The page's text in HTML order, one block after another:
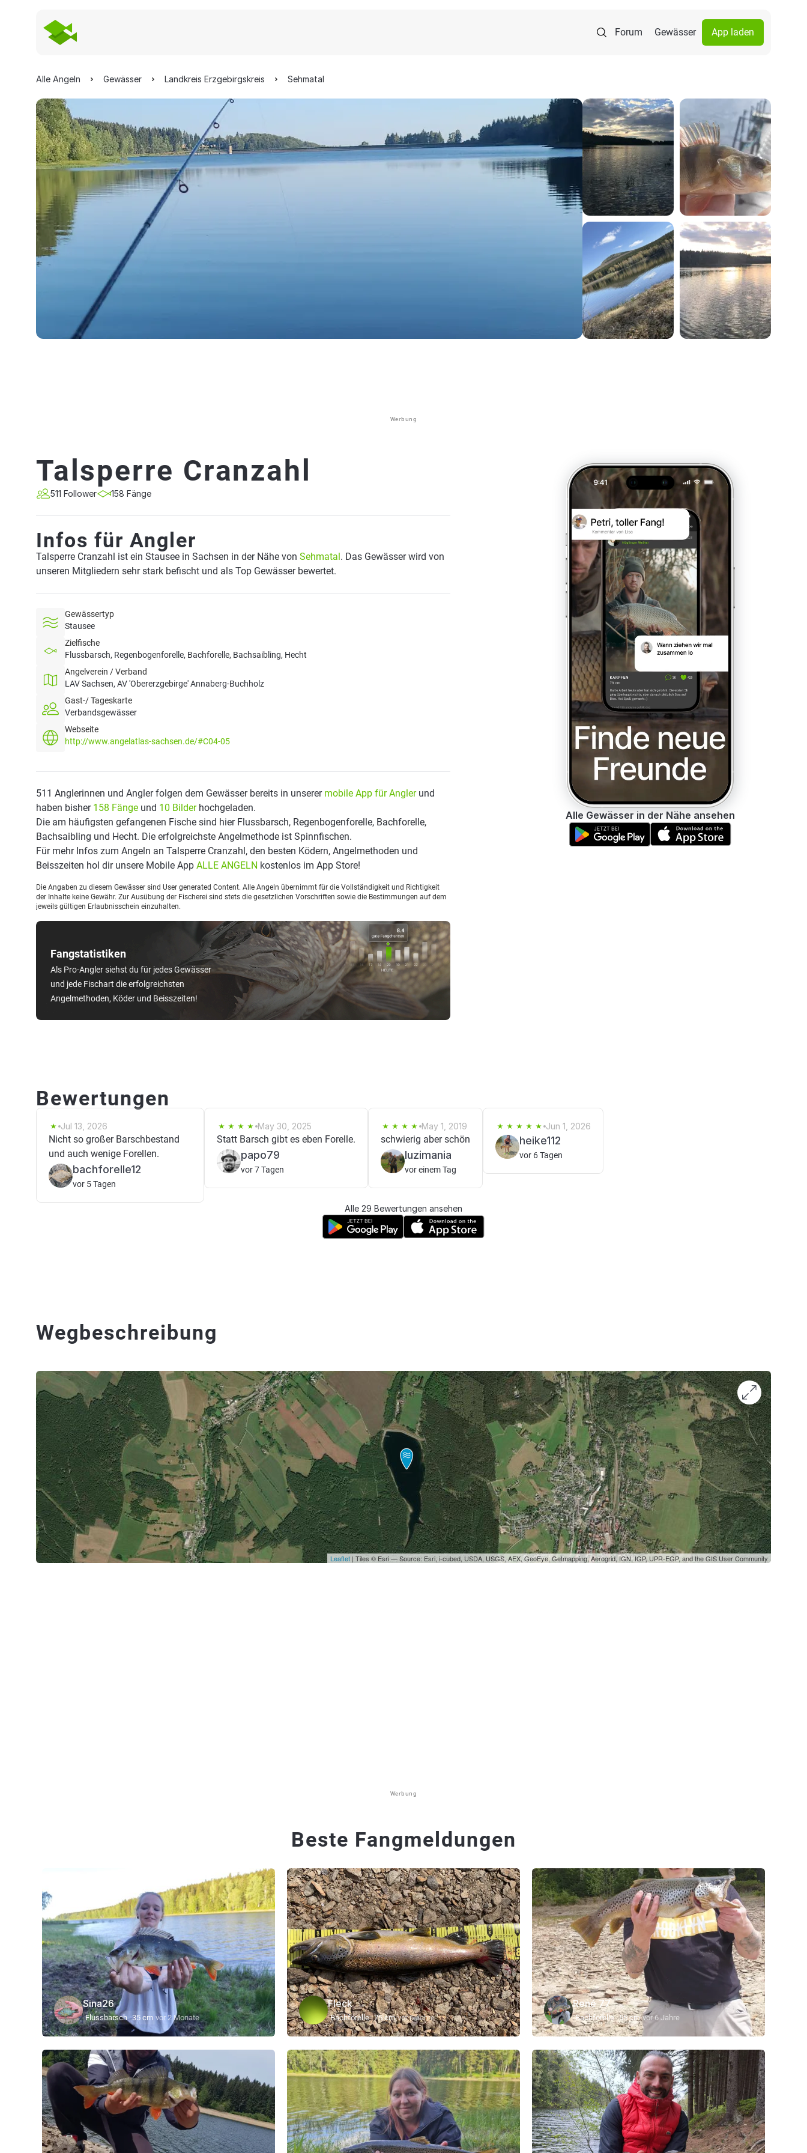
Forum Gewässer App laden
Alle Angeln Gewässer Landkreis Erzgebirgskreis Sehmatal
Werbung
Talsperre Cranzahl
511 Follower 158 Fänge
Infos für Angler
Talsperre Cranzahl ist ein Stausee in Sachsen in der Nähe von Sehmatal. Das Gewässer wird von
unseren Mitgliedern sehr stark befischt und als Top Gewässer bewertet.
Gewässertyp
Stausee
Zielfische
Flussbarsch, Regenbogenforelle, Bachforelle, Bachsaibling, Hecht
Angelverein / Verband
LAV Sachsen, AV 'Obererzgebirge' Annaberg-Buchholz
Gast-/ Tageskarte
Verbandsgewässer
Webseite
http://www.angelatlas-sachsen.de/#C04-05
Fangstatistiken
Als Pro-Angler siehst du für jedes Gewässer
und jede Fischart die erfolgreichsten
Angelmethoden, Köder und Beisszeiten!
511 Anglerinnen und Angler folgen dem Gewässer bereits in unserer mobile App für Anglerund
haben bisher 158 Fänge und 10 Bilderhochgeladen.
Die am häufigsten gefangenen Fische sind hier Flussbarsch, Regenbogenforelle, Bachforelle,
Bachsaibling und Hecht. Die erfolgreichste Angelmethode ist Spinnfischen.
Für mehr Infos zum Angeln an Talsperre Cranzahl, den besten Ködern, Angelmethoden und
Beisszeiten hol dir unsere Mobile App ALLE ANGELN kostenlos im App Store!
Die Angaben zu diesem Gewässer sind User generated Content. Alle Angeln übernimmt für die Vollständigkeit und Richtigkeit
der Inhalte keine Gewähr. Zur Ausübung der Fischerei sind stets die gesetzlichen Vorschriften sowie die Bestimmungen auf dem
jeweils gültigen Erlaubnisschein einzuhalten.
Alle Gewässer in der Nähe ansehen
Bewertungen
Jul 13, 2026
Nicht so großer Barschbestand
und auch wenige Forellen.
bachforelle12
vor 5 Tagen
May 30, 2025
Statt Barsch gibt es eben Forelle.
papo79
vor 7 Tagen
May 1, 2019
schwierig aber schön
luzimania
vor einem Tag
Jun 1, 2026
heike112
vor 6 Tagen
Alle 29 Bewertungen ansehen
Wegbeschreibung
Leaflet | Tiles © Esri — Source: Esri, i-cubed, USDA, USGS, AEX, GeoEye, Getmapping, Aerogrid, IGN, IGP, UPR-EGP, and the GIS User Community
Werbung
Beste Fangmeldungen
Sina26
Flussbarsch 35 cm vor 2 Monate
Fleck
Bachforelle 75 cm vor 6 Jahre
René 77
Bachforelle 55 cm vor 6 Jahre